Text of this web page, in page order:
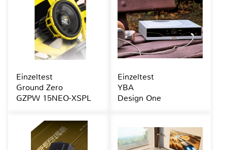
Einzeltest
Ground Zero
GZPW 15NEO-XSPL
Einzeltest
YBA
Design One